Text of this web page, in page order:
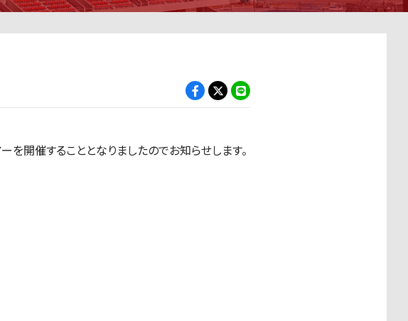
を開催することとなりましたのでお知らせします。